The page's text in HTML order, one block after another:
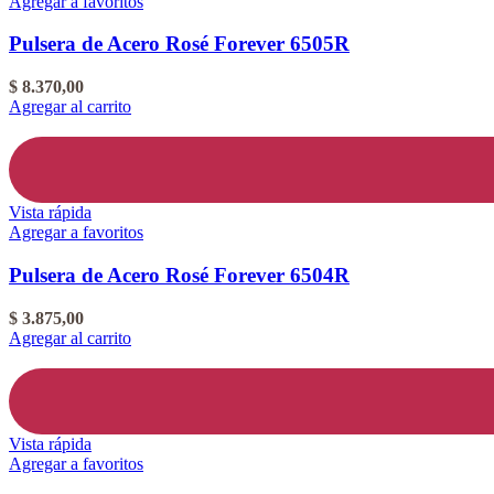
Pulsera de Acero Rosé Forever 6505R
$ 8.370,00
Agregar al carrito
Vista rápida
Agregar a favoritos
Pulsera de Acero Rosé Forever 6504R
$ 3.875,00
Agregar al carrito
Vista rápida
Agregar a favoritos